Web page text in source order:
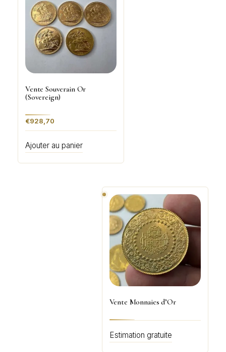
Vente Souverain Or
(Sovereign)
€928,70
Ajouter au panier
Vente Monnaies d’Or
Estimation gratuite